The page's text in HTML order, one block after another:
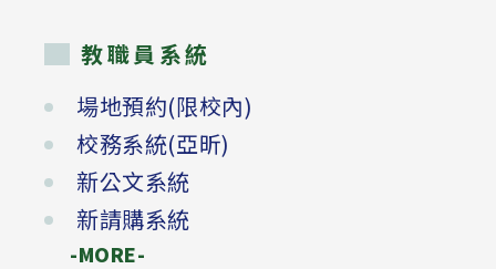
教職員系統
場地預約(限校內)
校務系統(亞昕)
新公文系統
新請購系統
-MORE-